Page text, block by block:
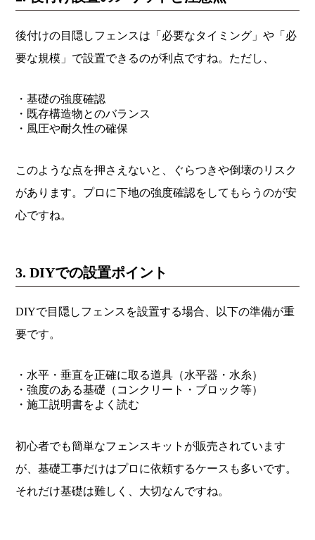
後付けの目隠しフェンスは「必要なタイミング」や「必
要な規模」で設置できるのが利点ですね。ただし、
・基礎の強度確認
・既存構造物とのバランス
・風圧や耐久性の確保
このような点を押さえないと、ぐらつきや倒壊のリスク
があります。プロに下地の強度確認をしてもらうのが安
心ですね。
3. DIYでの設置ポイント
DIYで目隠しフェンスを設置する場合、以下の準備が重
要です。
・水平・垂直を正確に取る道具（水平器・水糸）
・強度のある基礎（コンクリート・ブロック等）
・施工説明書をよく読む
初心者でも簡単なフェンスキットが販売されています
が、基礎工事だけはプロに依頼するケースも多いです。
それだけ基礎は難しく、大切なんですね。